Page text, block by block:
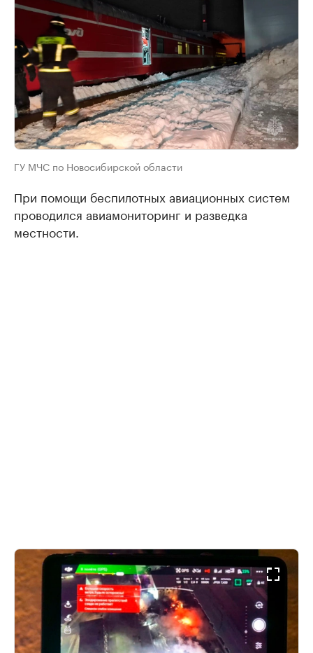
ГУ МЧС по Новосибирской области
При помощи беспилотных авиационных систем
проводился авиамониторинг и разведка
местности.